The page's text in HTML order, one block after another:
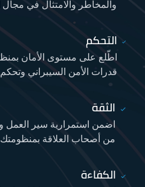
والمخاطر والامتثال في مجال
التحكم
اطّلع على مستوى الأمان
قدرات الأمن السيبراني
الثقة
اضمن استمرارية سير العمل
من أصحاب العلاقة بمنظومتك
الكفاءة